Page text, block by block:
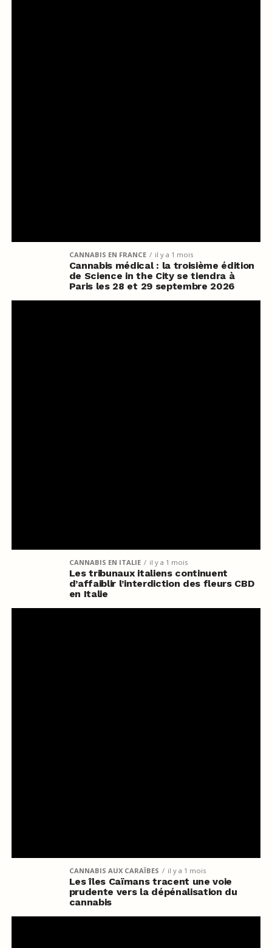
CANNABIS EN FRANCE il y a 1 mois
Cannabis médical : la troisième édition
de Science in the City se tiendra à
Paris les 28 et 29 septembre 2026
CANNABIS EN ITALIE il y a 1 mois
Les tribunaux italiens continuent
d’affaiblir l’interdiction des fleurs CBD
en Italie
CANNABIS AUX CARAÏBES il y a 1 mois
Les îles Caïmans tracent une voie
prudente vers la dépénalisation du
cannabis